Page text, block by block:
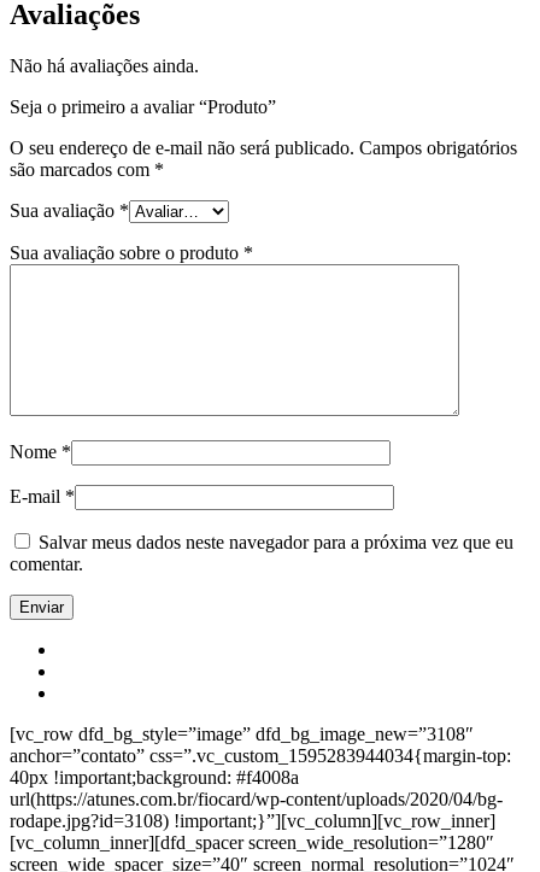
Avaliações
Não há avaliações ainda.
Seja o primeiro a avaliar “Produto”
O seu endereço de e-mail não será publicado. Campos obrigatórios
são marcados com *
Sua avaliação *
Sua avaliação sobre o produto *
Nome *
E-mail *
Salvar meus dados neste navegador para a próxima vez que eu
comentar.
[vc_row dfd_bg_style=”image” dfd_bg_image_new=”3108″
anchor=”contato” css=”.vc_custom_1595283944034{margin-top:
40px !important;background: #f4008a
url(https://atunes.com.br/fiocard/wp-content/uploads/2020/04/bg-
rodape.jpg?id=3108) !important;}”][vc_column][vc_row_inner]
[vc_column_inner][dfd_spacer screen_wide_resolution=”1280″
screen_wide_spacer_size=”40″ screen_normal_resolution=”1024″